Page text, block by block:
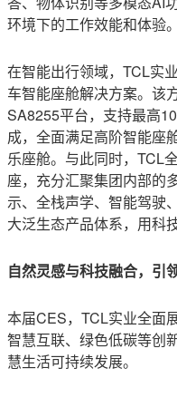
环境下的工作效能和体验。
在智能出行领域，TCL实
车智能座舱解决方案。该
SA8255平台，支持最高
成，全面满足高阶智能座
乐座舱。与此同时，TCL
座，充分汇聚集团内部的
示、全栈声学、智能驾驶
大泛生态产品体系，用科
自然灵感与科技融合，引
本届CES，TCL实业全面
智慧互联、绿色低碳等创
慧生活可持续发展。